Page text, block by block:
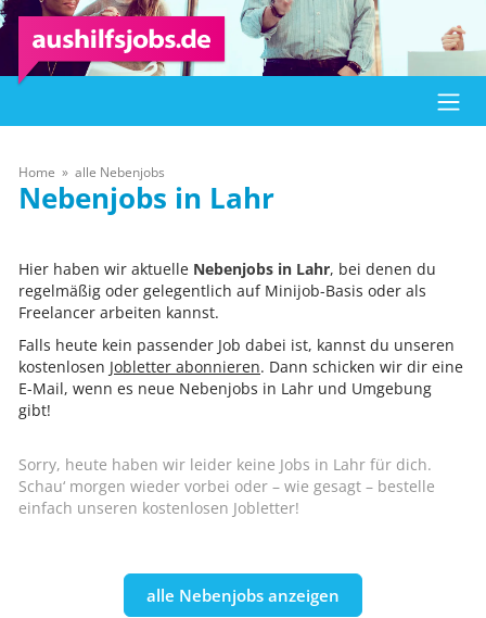
Home alle Nebenjobs
Lahr
Hier haben wir aktuelle Nebenjobs in Lahr, bei denen du
regelmäßig oder gelegentlich auf Minijob-Basis oder als
Freelancer arbeiten kannst.
Falls heute kein passender Job dabei ist, kannst du unseren
kostenlosen Jobletter abonnieren. Dann schicken wir dir eine
E-Mail, wenn es neue Nebenjobs in Lahr und Umgebung
gibt!
Sorry, heute haben wir leider keine Jobs in Lahr für dich.
Schau‘ morgen wieder vorbei oder – wie gesagt – bestelle
einfach unseren kostenlosen Jobletter!
alle Nebenjobs anzeigen